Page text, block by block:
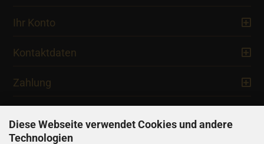
Diese Webseite verwendet Cookies und andere
Technologien
Ihr Konto
Kontaktdaten
Zahlung